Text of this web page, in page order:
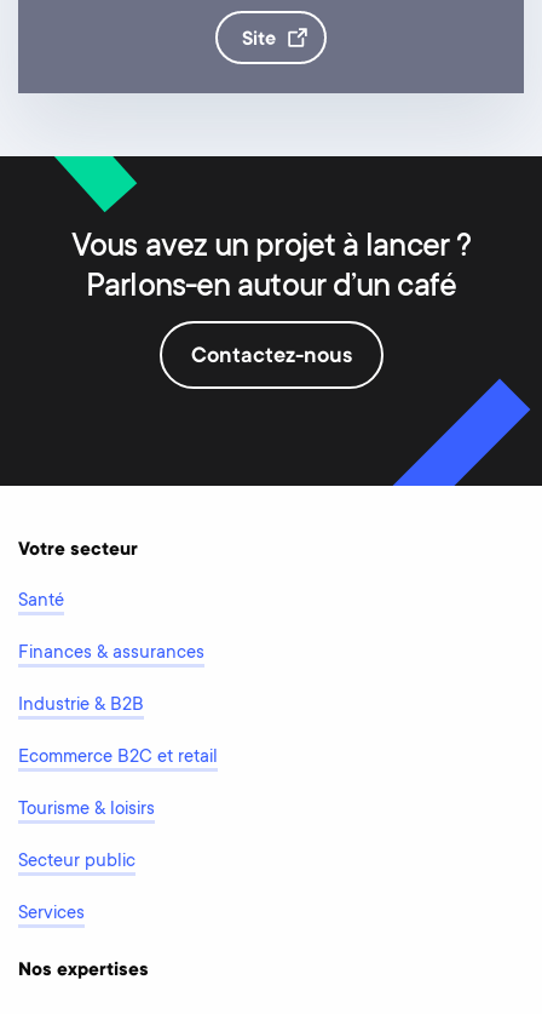
site
Vous avez un projet à lancer ?
Parlons-en autour d’un café
Contactez-nous
Votre secteur
Santé
Finances & assurances
Industrie & B2B
Ecommerce B2C et retail
Tourisme & loisirs
Secteur public
Services
Nos expertises